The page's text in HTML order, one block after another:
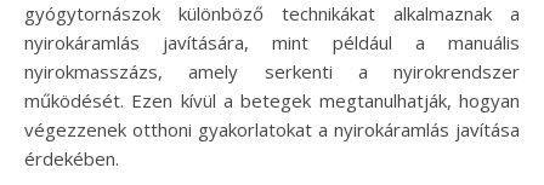
gyógytornászok különböző technikákat alkalmaznak a
nyirokáramlás javítására, mint például a manuális
nyirokmasszázs, amely serkenti a nyirokrendszer
működését. Ezen kívül a betegek megtanulhatják, hogyan
végezzenek otthoni gyakorlatokat a nyirokáramlás javítása
érdekében.